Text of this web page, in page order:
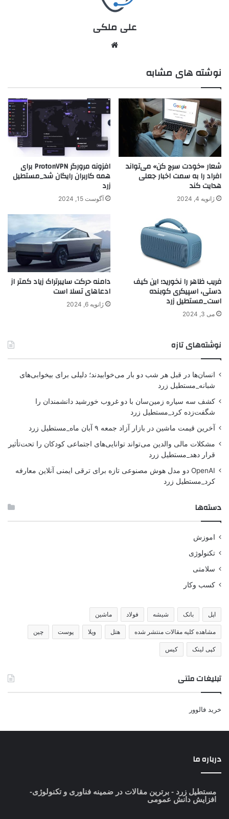
علی ملکی
نوشته های مشابه
شعار «خودت سرچ کن» می‌تواند
افراد را به سمت اخبار جعلی
هدایت کند
ژانویه 4, 2024
افزونه مرورگر ProtonVPN برای
همه کاربران رایگان شد_مستطیل
زرد
آگوست 15, 2024
فریب ظاهر را نخورید؛ این کیف
دستی، اسپیکری کوبنده
است_مستطیل زرد
می 3, 2024
دامنه حرکت سایبرتراک زیاد کمتر از
ادعاهای تسلا است
ژانویه 6, 2024
نوشته‌های تازه
انسان‌ها در قبل هر شب دو بار می‌خوابیدند؛ دلیلی برای بیخوابی‌های
شبانه_مستطیل زرد
کشف سه سیاره زمین‌سان با دو غروب خورشید دانشمندان را
شگفت‌زده کرد_مستطیل زرد
آخرین قیمت ماشین در بازار آزاد جمعه ۹ آبان ماه_مستطیل زرد
مشکلات مالی والدین می‌تواند توانایی‌های اجتماعی کودکان را تحت‌تأثیر
قرار دهد_مستطیل زرد
OpenAI دو مدل هوش مصنوعی تازه برای ترقی ایمنی آنلاین معارفه
کرد_مستطیل زرد
دسته‌ها
اموزش
تکنولوژی
سلامتی
کسب وکار
اپل بانک شیشه فولاد ماشین
مشاهده کلیه مقالات منتشر شده هتل ویلا پوست چین
کپی لینک کیس
تبلیغات متنی
خرید فالوور
درباره ما
مستطیل زرد - برترین مقالات در ضمینه فناوری و تکنولوژی-
افزایش دانش عمومی